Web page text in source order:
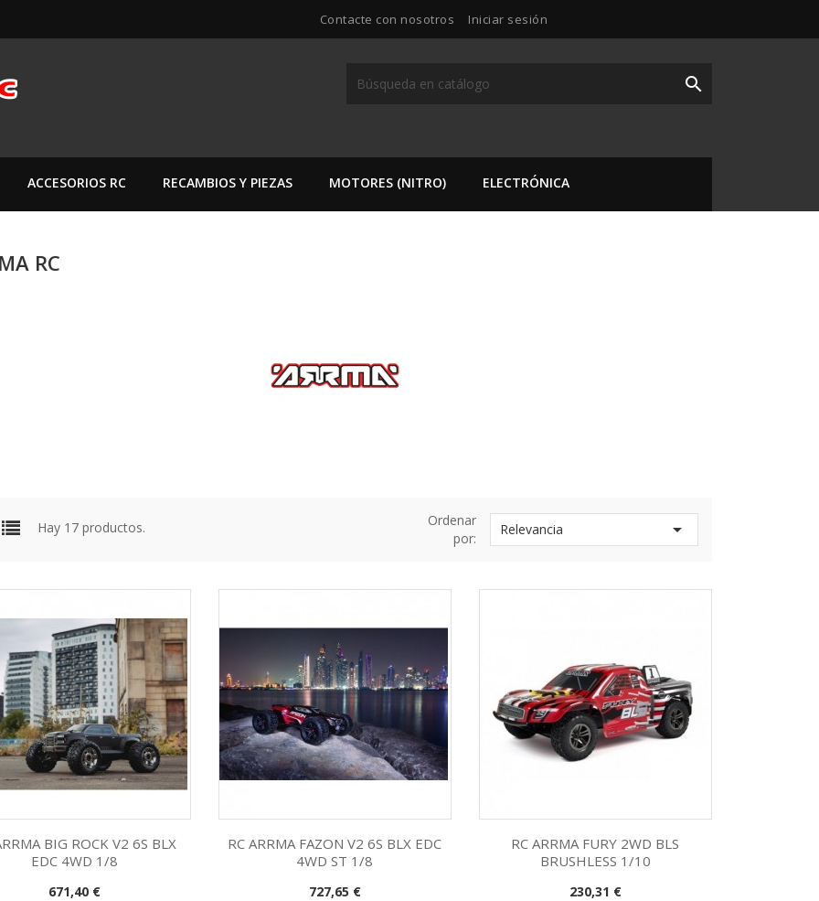
Contacte con nosotros Iniciar sesión

ACCESORIOS RC RECAMBIOS Y PIEZAS MOTORES (NITRO) ELECTRÓNICA
RC
Hay 17 productos.
Ordenar
por:
Relevancia 
Vista rápida
BIG ROCK V2 6S BLX
EDC 4WD 1/8
Precio
671,40 € Vista rápida
RC ARRMA FAZON V2 6S BLX EDC
4WD ST 1/8
Precio
727,65 € Vista rápida
RC ARRMA FURY 2WD BLS
BRUSHLESS 1/10
Precio
230,31 €